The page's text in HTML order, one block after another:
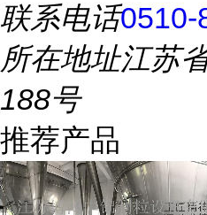
联系电话0510-
所在地址江苏
188号
推荐产品